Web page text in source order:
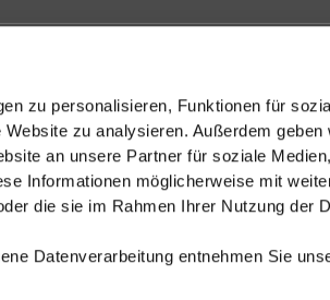
zu personalisieren, Funktionen für
zu analysieren. Außerdem geben
an unsere Partner für soziale
Informationen möglicherweise mit
die sie im Rahmen Ihrer Nutzung der
Datenverarbeitung entnehmen Sie